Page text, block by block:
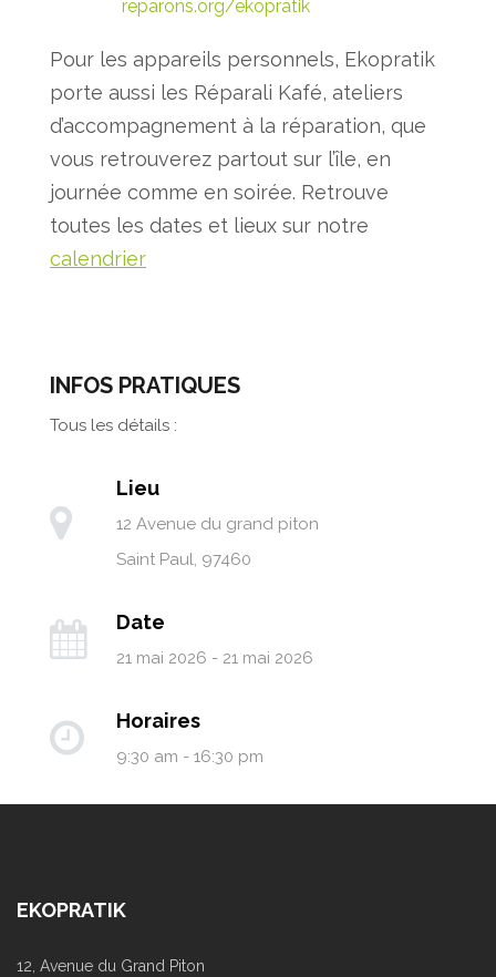
reparons.org/ekopratik
Pour les appareils personnels, Ekopratik
porte aussi les Réparali Kafé, ateliers
d’accompagnement à la réparation, que
vous retrouverez partout sur l’île, en
journée comme en soirée. Retrouve
toutes les dates et lieux sur notre
calendrier
INFOS PRATIQUES
Tous les détails :
Lieu
12 Avenue du grand piton
Saint Paul, 97460
Date
21 mai 2026 - 21 mai 2026
Horaires
9:30 am - 16:30 pm
EKOPRATIK
12, Avenue du Grand Piton